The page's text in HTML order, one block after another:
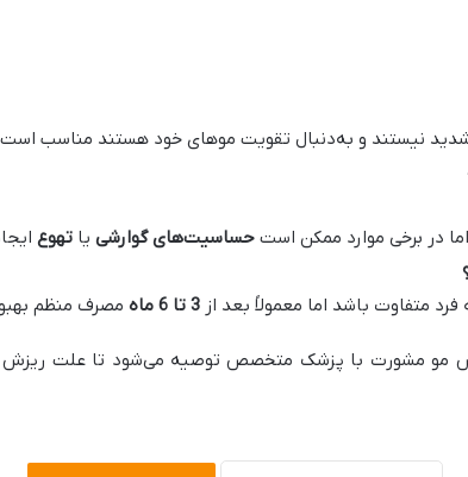
نیستند و به‌دنبال تقویت موهای خود هستند مناسب
در برخی موارد ممکن استحساسیت‌های گوارشی یاتهوع
متفاوت باشد اما معمولاً بعد از3 تا 6 ماه مصرف منظم
مو مشورت با پزشک متخصص توصیه می‌شود تا علت ریزش